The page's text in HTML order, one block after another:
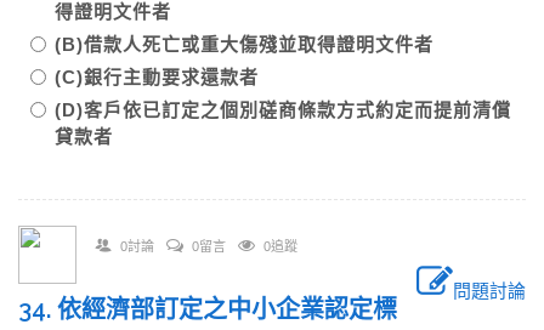
得證明文件者
(B)借款人死亡或重大傷殘並取得證明文件者
(C)銀行主動要求還款者
(D)客戶依已訂定之個別磋商條款方式約定而提前清償
貸款者
0討論 0留言 0追蹤
問題討論
34. 依經濟部訂定之中小企業認定標